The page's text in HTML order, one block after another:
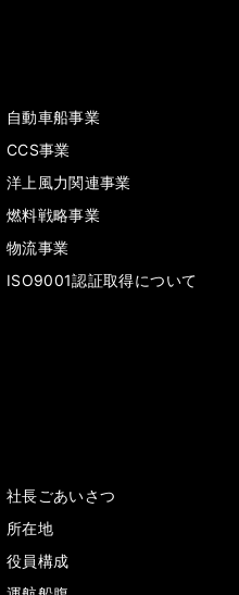
自動車船事業
CCS事業
洋上風力関連事業
燃料戦略事業
物流事業
ISO9001認証取得について
社長ごあいさつ
所在地
役員構成